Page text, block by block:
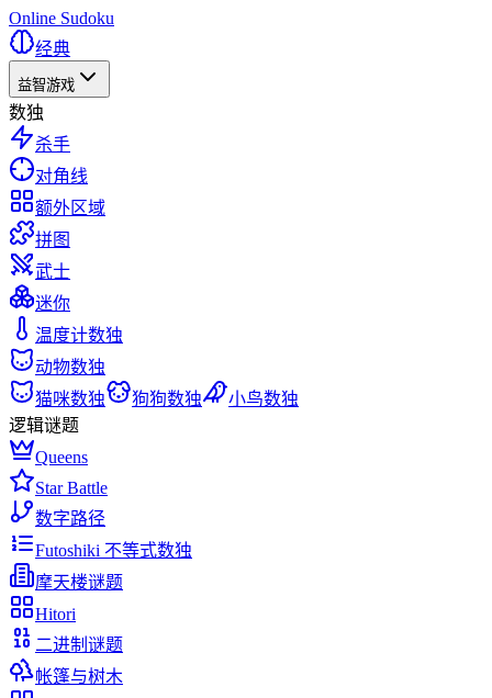
Online Sudoku
经典
益智游戏
数独
杀手
对角线
额外区域
拼图
武士
迷你
温度计数独
动物数独
猫咪数独
狗狗数独
小鸟数独
逻辑谜题
Queens
Star Battle
数字路径
Futoshiki 不等式数独
摩天楼谜题
Hitori
二进制谜题
帐篷与树木